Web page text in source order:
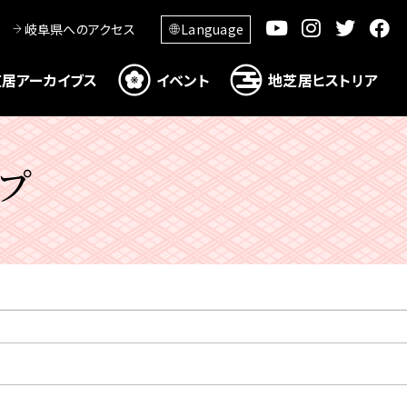
岐阜県へのアクセス Language
アーカイブス イベント 地芝居ヒストリア